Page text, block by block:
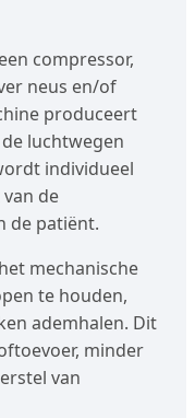
compressor,
neus en/of
produceert
luchtwegen
individueel
de
de patiënt.
mechanische
te houden,
ademhalen. Dit
minder
van